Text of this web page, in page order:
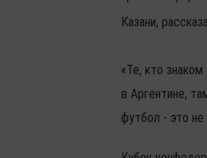
Казани,
«Те, кто
в Аргентине,
футбол - это не